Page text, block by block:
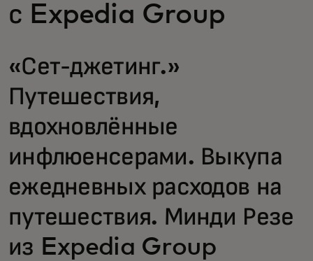
с Expedia Group
«Сет-джетинг.»
Путешествия,
вдохновлённые
инфлюенсерами. Выкупа
ежедневных расходов на
путешествия. Минди Резе
из Expedia Group